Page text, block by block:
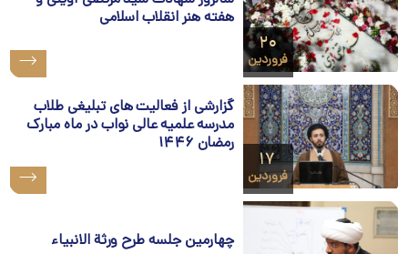
۲۰
فروردین
هفته هنر انقلاب اسلامی
۱۷
فروردین
گزارشی از فعالیت های تبلیغی طلاب
مدرسه علمیه عالی نواب در ماه مبارک
رمضان ۱۴۴۶
چهارمین جلسه طرح ورثة الانبیاء